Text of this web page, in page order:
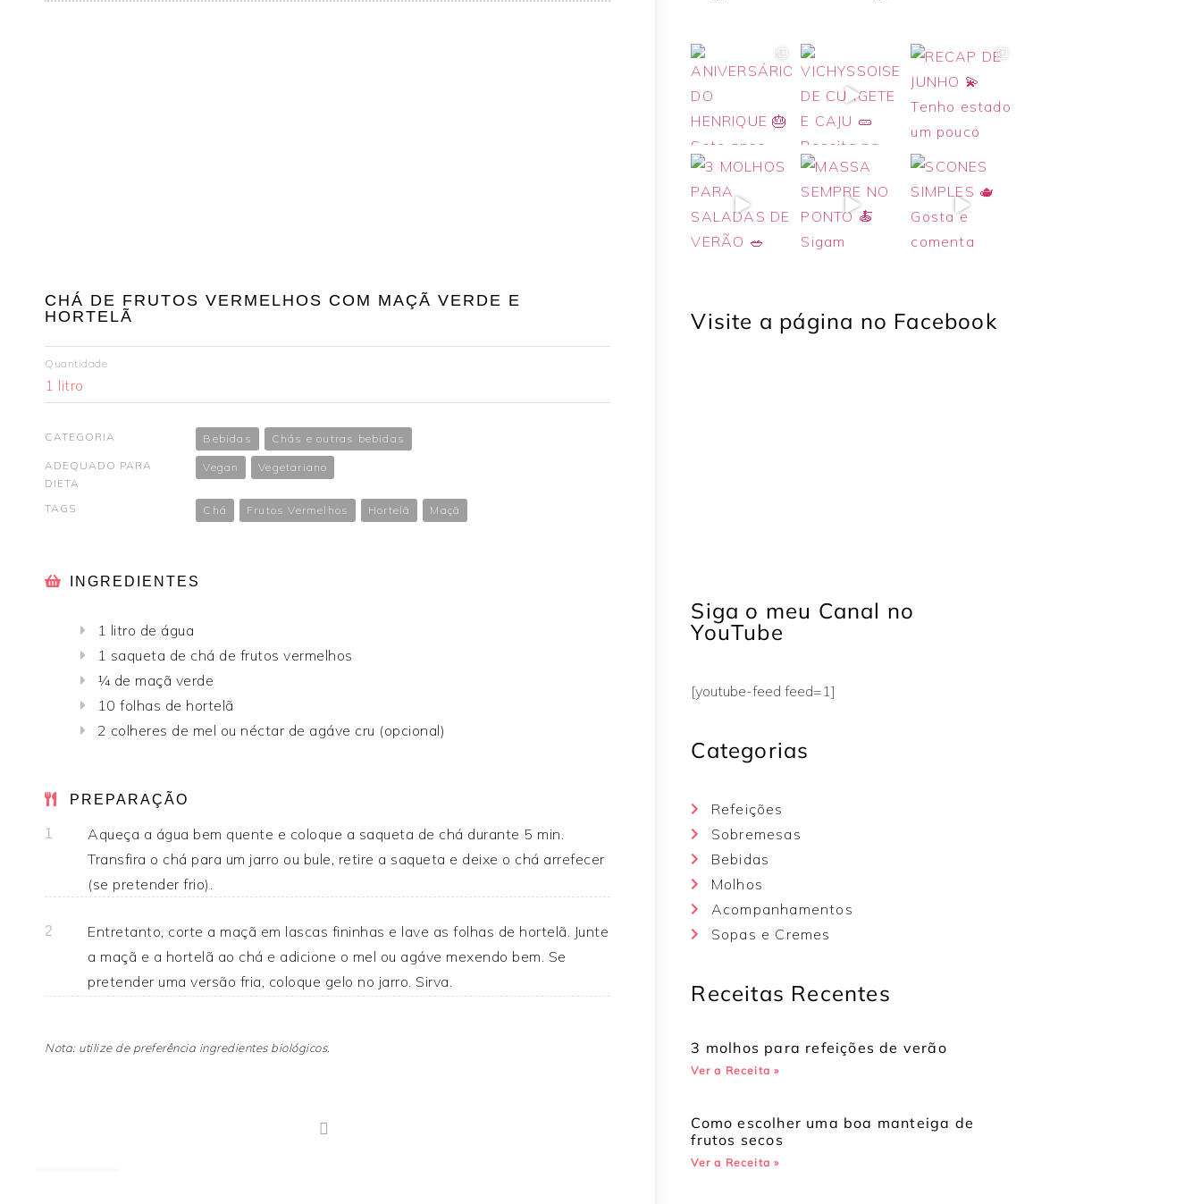
CHÁ DE FRUTOS VERMELHOS COM MAÇÃ VERDE E
HORTELÃ
Quantidade
1 litro
CATEGORIA Bebidas
Chás e outras bebidas
ADEQUADO PARA
DIETA
Vegan Vegetariano
TAGS Chá Frutos Vermelhos Hortelã Maçã
INGREDIENTES
1 litro de água
1 saqueta de chá de frutos vermelhos
¼ de maçã verde
10 folhas de hortelã
2 colheres de mel ou néctar de agáve cru (opcional)
PREPARAÇÃO
1
Aqueça a água bem quente e coloque a saqueta de chá durante 5 min.
Transfira o chá para um jarro ou bule, retire a saqueta e deixe o chá arrefecer
(se pretender frio).
2
Entretanto, corte a maçã em lascas fininhas e lave as folhas de hortelã. Junte
a maçã e a hortelã ao chá e adicione o mel ou agáve mexendo bem. Se
pretender uma versão fria, coloque gelo no jarro. Sirva.
Nota: utilize de preferência ingredientes biológicos.
Visite a página no Facebook
Siga o meu Canal no
YouTube
[youtube-feed feed=1]
Categorias
Refeições
Sobremesas
Bebidas
Molhos
Acompanhamentos
Sopas e Cremes
Receitas Recentes
3 molhos para refeições de verão
Ver a Receita »
Como escolher uma boa manteiga de
frutos secos
Ver a Receita »